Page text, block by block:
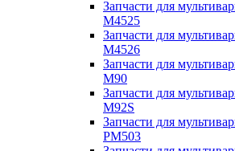
Запчасти для
M4525
Запчасти для
M4526
Запчасти для
M90
Запчасти для
M92S
Запчасти для
PM503